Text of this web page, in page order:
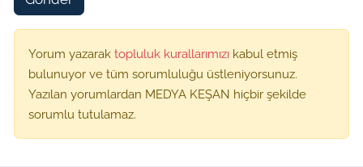
Yorum yazarak topluluk kurallarımızı kabul etmiş
bulunuyor ve tüm sorumluluğu üstleniyorsunuz.
Yazılan yorumlardan MEDYA KEŞAN hiçbir şekilde
sorumlu tutulamaz.